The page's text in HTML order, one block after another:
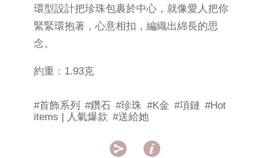
環型設計把珍珠包裹於中心，就像愛人把你
緊緊環抱著，心意相扣，編織出綿長的思
念。
約重：1.93克
#首飾系列 #鑽石 #珍珠 #K金 #項鏈 #Hot
items | 人氣爆款 #送給她
 